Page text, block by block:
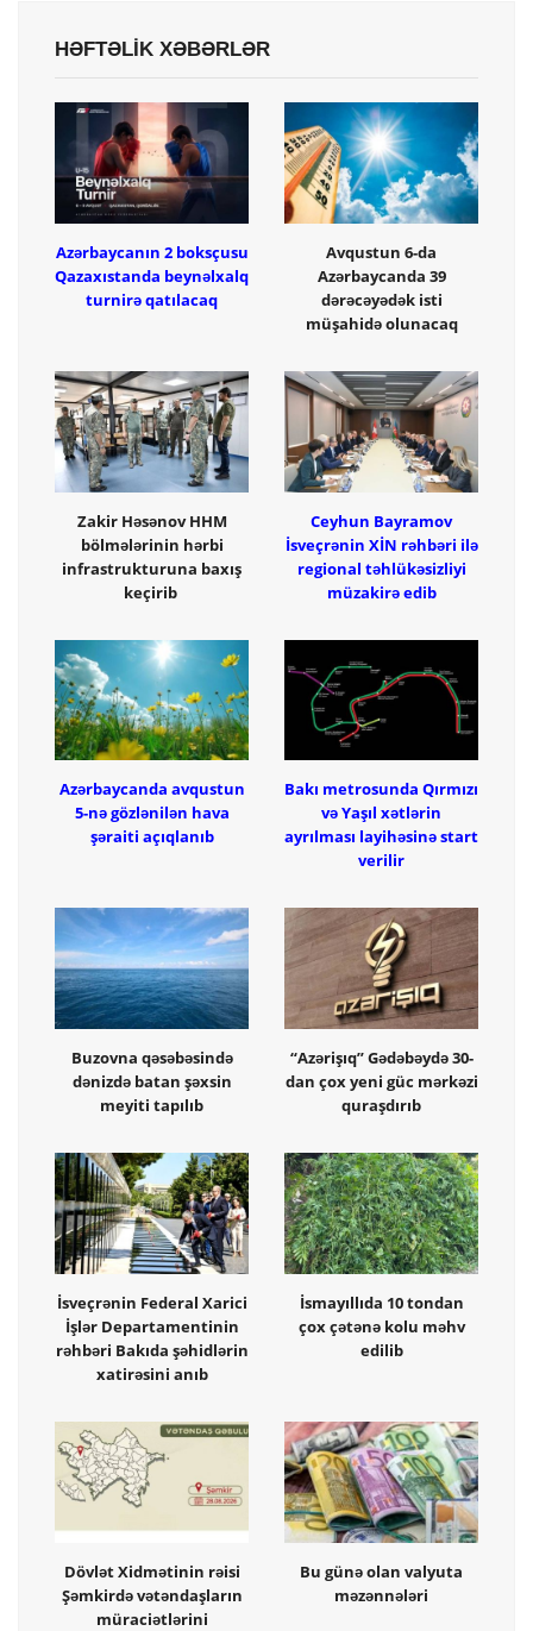
HƏFTƏLİK XƏBƏRLƏR
Azərbaycanın 2 boksçusu
Qazaxıstanda beynəlxalq
turnirə qatılacaq
Avqustun 6-da
Azərbaycanda 39
dərəcəyədək isti
müşahidə olunacaq
Zakir Həsənov HHM
bölmələrinin hərbi
infrastrukturuna baxış
keçirib
Ceyhun Bayramov
İsveçrənin XİN rəhbəri ilə
regional təhlükəsizliyi
müzakirə edib
Azərbaycanda avqustun
5-nə gözlənilən hava
şəraiti açıqlanıb
Bakı metrosunda Qırmızı
və Yaşıl xətlərin
ayrılması layihəsinə start
verilir
Buzovna qəsəbəsində
dənizdə batan şəxsin
meyiti tapılıb
“Azərişıq” Gədəbəydə 30-
dan çox yeni güc mərkəzi
quraşdırıb
İsveçrənin Federal Xarici
İşlər Departamentinin
rəhbəri Bakıda şəhidlərin
xatirəsini anıb
İsmayıllıda 10 tondan
çox çətənə kolu məhv
edilib
Dövlət Xidmətinin rəisi
Şəmkirdə vətəndaşların
müraciətlərini
Bu günə olan valyuta
məzənnələri